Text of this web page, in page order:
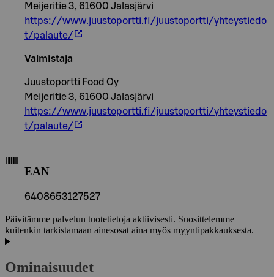
Meijeritie 3, 61600 Jalasjärvi
https://www.juustoportti.fi/juustoportti/yhteystiedo
t/palaute/
Valmistaja
Juustoportti Food Oy
Meijeritie 3, 61600 Jalasjärvi
https://www.juustoportti.fi/juustoportti/yhteystiedo
t/palaute/
EAN
6408653127527
Päivitämme palvelun tuotetietoja aktiivisesti. Suosittelemme
kuitenkin tarkistamaan ainesosat aina myös myyntipakkauksesta.
Ominaisuudet